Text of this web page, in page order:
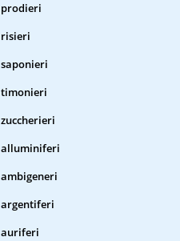
prodieri
risieri
saponieri
timonieri
zuccherieri
alluminiferi
ambigeneri
argentiferi
auriferi